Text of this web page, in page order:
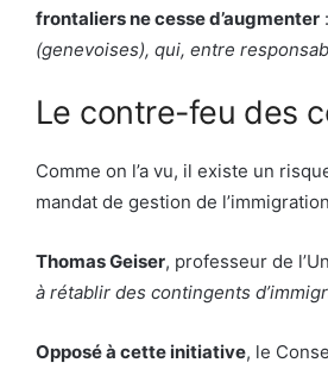
frontaliers ne cesse d’augmenter
(genevoises), qui, entre
Le contre-feu des
Comme on l’a vu, il existe un
mandat de gestion de
Thomas Geiser, professeur de
à rétablir des contingents
Opposé à cette initiative, le